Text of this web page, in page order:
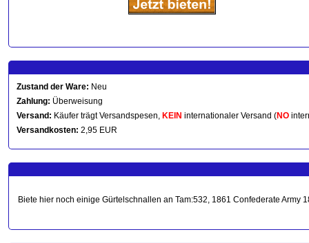
Zustand der Ware: Neu
Zahlung: Überweisung
Versand: Käufer trägt Versandspesen, KEIN internationaler Versand (NO
Versandkosten: 2,95 EUR
Biete hier noch einige Gürtelschnallen an Tam:532, 1861 Confederate Army